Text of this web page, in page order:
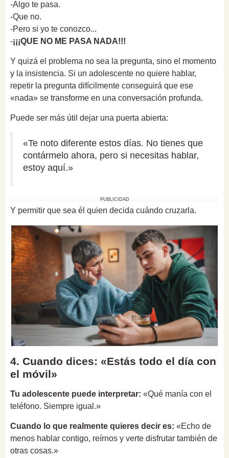
-Algo te pasa.
-Que no.
-Pero si yo te conozco...
-¡¡¡QUE NO ME PASA NADA!!!
Y quizá el problema no sea la pregunta, sino el momento
y la insistencia. Si un adolescente no quiere hablar,
repetir la pregunta difícilmente conseguirá que ese
«nada» se transforme en una conversación profunda.
Puede ser más útil dejar una puerta abierta:
«Te noto diferente estos días. No tienes que
contármelo ahora, pero si necesitas hablar,
estoy aquí.»
PUBLICIDAD
Y permitir que sea él quien decida cuándo cruzarla.
4. Cuando dices: «Estás todo el día con
el móvil»
Tu adolescente puede interpretar: «Qué manía con el
teléfono. Siempre igual.»
Cuando lo que realmente quieres decir es: «Echo de
menos hablar contigo, reírnos y verte disfrutar también de
otras cosas.»